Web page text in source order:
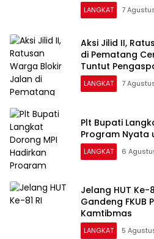
LANGKAT 7
Aksi Jilid II,
di Pematang
Tuntut
Tahun Rusak
LANGKAT 7
Plt Bupati
Program Nyata
LANGKAT 6
Jelang HUT Ke-
Gandeng FKUB
Kamtibmas
LANGKAT 5